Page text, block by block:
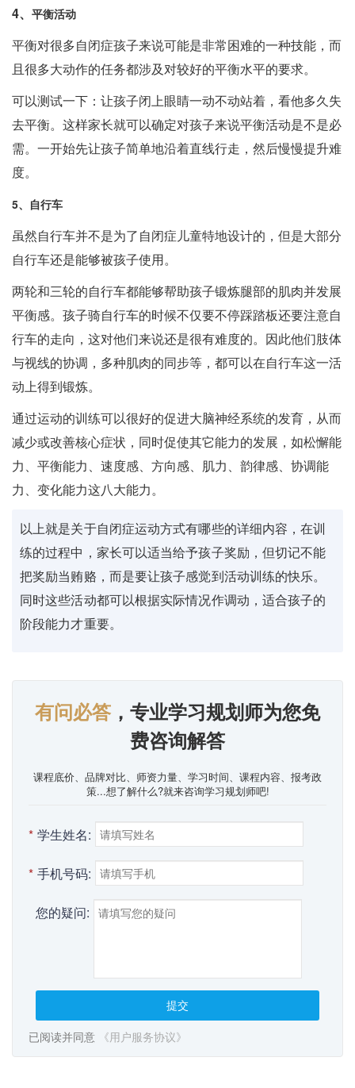
4、 平衡活动
平衡对很多自闭症孩子来说可能是非常困难的一种技能，而
且很多大动作的任务都涉及对较好的平衡水平的要求。
可以测试一下：让孩子闭上眼睛一动不动站着，看他多久失
去平衡。这样家长就可以确定对孩子来说平衡活动是不是必
需。一开始先让孩子简单地沿着直线行走，然后慢慢提升难
度。
5、自行车
虽然自行车并不是为了自闭症儿童特地设计的，但是大部分
自行车还是能够被孩子使用。
两轮和三轮的自行车都能够帮助孩子锻炼腿部的肌肉并发展
平衡感。孩子骑自行车的时候不仅要不停踩踏板还要注意自
行车的走向，这对他们来说还是很有难度的。因此他们肢体
与视线的协调，多种肌肉的同步等，都可以在自行车这一活
动上得到锻炼。
通过运动的训练可以很好的促进大脑神经系统的发育，从而
减少或改善核心症状，同时促使其它能力的发展，如松懈能
力、平衡能力、速度感、方向感、肌力、韵律感、协调能
力、变化能力这八大能力。
以上就是关于自闭症运动方式有哪些的详细内容，在训
练的过程中，家长可以适当给予孩子奖励，但切记不能
把奖励当贿赂，而是要让孩子感觉到活动训练的快乐。
同时这些活动都可以根据实际情况作调动，适合孩子的
阶段能力才重要。
有问必答，专业学习规划师为您免
费咨询解答
课程底价、品牌对比、师资力量、学习时间、课程内容、报考政
策...想了解什么?就来咨询学习规划师吧!
* 学生姓名:
* 手机号码:
您的疑问:
提交
已阅读并同意 《用户服务协议》